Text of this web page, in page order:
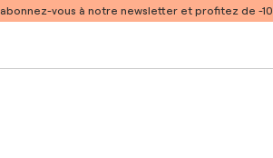
abonnez-vous à notre newsletter et profitez de -